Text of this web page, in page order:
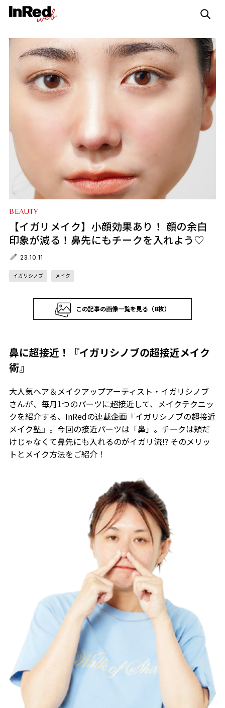
BEAUTY
【イガリメイク】小顔効果あり！ 顔の余白
印象が減る！鼻先にもチークを入れよう♡
23.10.11
イガリシノブ メイク
この記事の画像一覧を見る（8枚）
鼻に超接近！『イガリシノブの超接近メイク
術』
大人気ヘア＆メイクアップアーティスト・イガリシノブ
さんが、毎月1つのパーツに超接近して、メイクテクニッ
クを紹介する、InRedの連載企画『イガリシノブの超接近
メイク塾』。今回の接近パーツは「鼻」。チークは頬だ
けじゃなくて鼻先にも入れるのがイガリ流!? そのメリッ
トとメイク方法をご紹介！